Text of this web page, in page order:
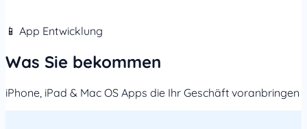
📱 App Entwicklung
Was Sie bekommen
iPhone, iPad & Mac OS Apps die Ihr Geschäft voranbringen